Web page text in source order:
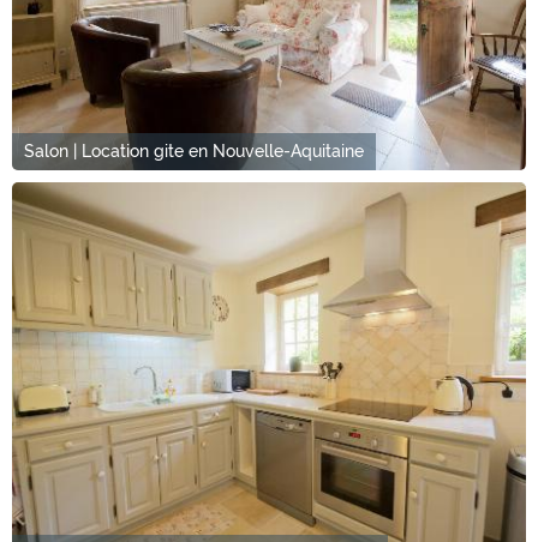
Salon | Location gite en Nouvelle-Aquitaine